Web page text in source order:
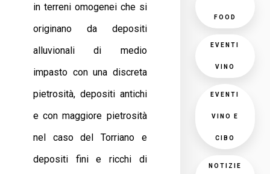
in terreni omogenei che si
originano da depositi
alluvionali di medio
impasto con una discreta
pietrosità, depositi antichi
e con maggiore pietrosità
nel caso del Torriano e
depositi fini e ricchi di
FOOD
EVENTI
VINO
EVENTI
VINO E
CIBO
NOTIZIE